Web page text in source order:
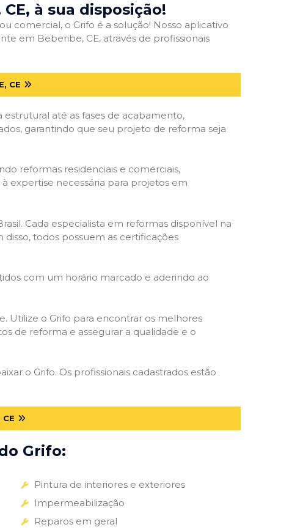
, à sua disposição!
comercial, o Grifo é a solução! Nosso aplicativo
em Beberibe, CE, através de profissionais
CE
até as fases de acabamento,
garantindo que seu projeto de reforma seja
reformas residenciais e comerciais,
expertise necessária para projetos em
Cada especialista em reformas disponível na
todos possuem as certificações
com um horário marcado e aderindo ao
Utilize o Grifo para encontrar os melhores
de reforma e assegurar a qualidade e o
o Grifo. Os profissionais cadastrados estão
CE
Grifo:
Pintura de interiores e exteriores
Impermeabilização
Reparos em geral